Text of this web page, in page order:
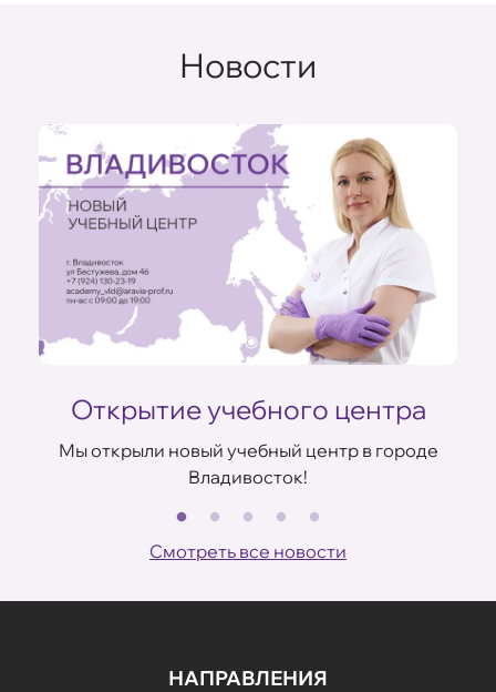
Новости
Открытие учебного центра
Мы открыли новый учебный центр в городе
Владивосток!
Смотреть все новости
НАПРАВЛЕНИЯ